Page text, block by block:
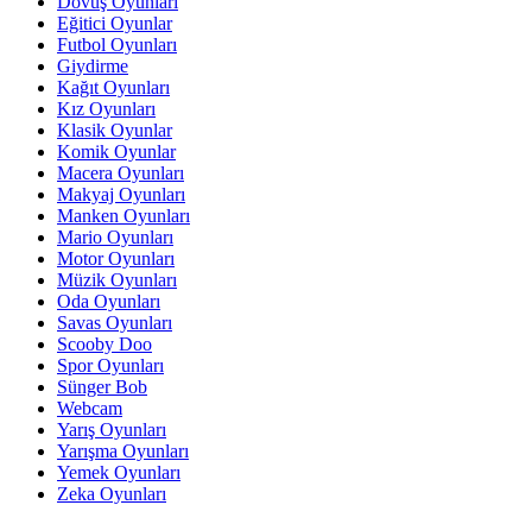
Eğitici Oyunlar
Futbol Oyunları
Giydirme
Kağıt Oyunları
Kız Oyunları
Klasik Oyunlar
Komik Oyunlar
Macera Oyunları
Makyaj Oyunları
Manken Oyunları
Mario Oyunları
Motor Oyunları
Müzik Oyunları
Oda Oyunları
Savas Oyunları
Scooby Doo
Spor Oyunları
Sünger Bob
Webcam
Yarış Oyunları
Yarışma Oyunları
Yemek Oyunları
Zeka Oyunları